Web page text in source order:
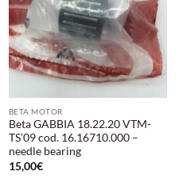
BETA MOTOR
Beta GABBIA 18.22.20 VTM-
TS’09 cod. 16.16710.000 –
needle bearing
15,00€